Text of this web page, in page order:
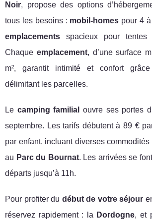
Noir, propose des options
tous les besoins : mobil-homes pour 4
emplacements spacieux pour tentes
Chaque emplacement, d’une surface
m², garantit intimité et confort
délimitant les parcelles.
Le camping familial
ouvre ses portes
septembre. Les tarifs débutent à 89 €
par enfant, incluant diverses
au Parc du Bournat. Les arrivées se
départs jusqu’à 11h.
Pour profiter du début de votre séjour
réservez rapidement : la Dordogne, et